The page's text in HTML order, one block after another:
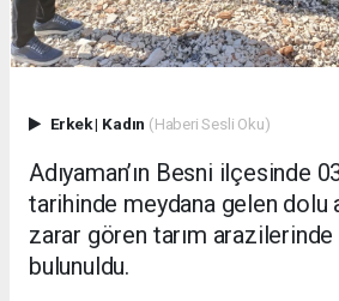
Erkek| Kadın (Haberi Sesli Oku)
Adıyaman’ın Besni ilçesinde
tarihinde meydana gelen dolu
zarar gören tarım
bulunuldu.